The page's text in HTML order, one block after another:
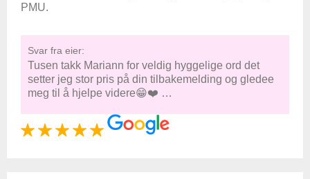
PMU.
Svar fra eier:
Tusen takk Mariann for veldig hyggelige ord det
setter jeg stor pris på din tilbakemelding og gledee
meg til å hjelpe videre😁❤️ …